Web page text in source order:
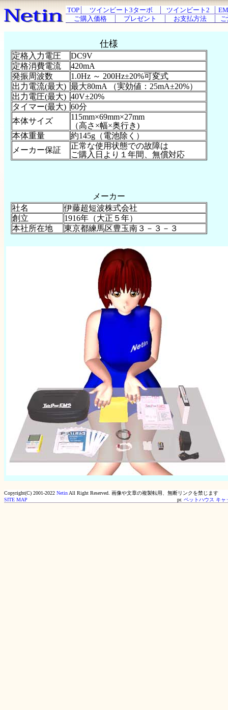
TOP ツインビート3ターボ ツインビート2
ご購入価格
プレゼント お支払方法
仕様
定格入力電圧
DC9V
定格消費電流
420mA
発振周波数
1.0Hz ～ 200Hz±20%可変式
出力電流(最大) 最大80mA （実効値：25mA±20%）
出力電圧(最大) 40V±20%
タイマー(最大) 60分
本体サイズ
115mm×69mm×27mm
（高さ×幅×奥行き)
本体重量
約145g（電池除く）
メーカー保証
正常な使用状態での故障は
ご購入日より１年間、無償対応
メーカー
社名
伊藤超短波株式会社
創立
1916年（大正５年）
本社所在地
東京都練馬区豊玉南３－３－３
Copyright(C) 2001-2022 Netin All Right Reserved. 画像や文章の複製転用、無断リンクを禁じます
SITE MAP
pr. ペットハウス キャ